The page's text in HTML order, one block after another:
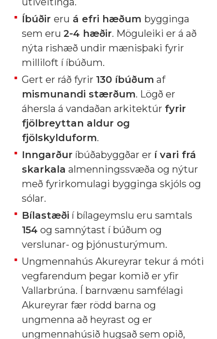
Íbúðir eru á efri hæðum bygginga
sem eru 2-4 hæðir. Möguleiki er á að
nýta rishæð undir mænisþaki fyrir
milliloft í íbúðum.
Gert er ráð fyrir 130 íbúðum af
mismunandi stærðum. Lögð er
áhersla á vandaðan arkitektúr fyrir
fjölbreyttan aldur og
fjölskylduform.
Inngarður íbúðabyggðar er í vari frá
skarkala almenningssvæða og nýtur
með fyrirkomulagi bygginga skjóls og
sólar.
Bílastæði í bílageymslu eru samtals
154 og samnýtast í búðum og
verslunar- og þjónusturýmum.
Ungmennahús Akureyrar tekur á móti
vegfarendum þegar komið er yfir
Vallarbrúna. Í barnvænu samfélagi
Akureyrar fær rödd barna og
ungmenna að heyrast og er
ungmennahúsið hugsað sem opið,